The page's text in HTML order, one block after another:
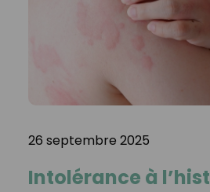
26 septembre 2025
Intolérance à